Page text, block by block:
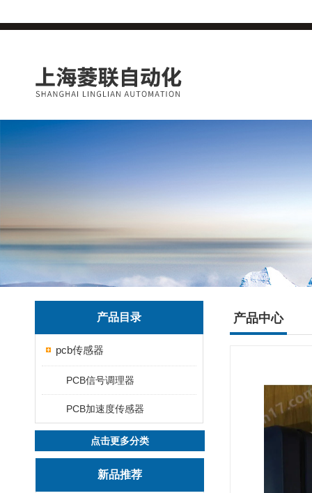
产品目录
pcb传感器
PCB信号调理器
PCB加速度传感器
点击更多分类
新品推荐
产品中心